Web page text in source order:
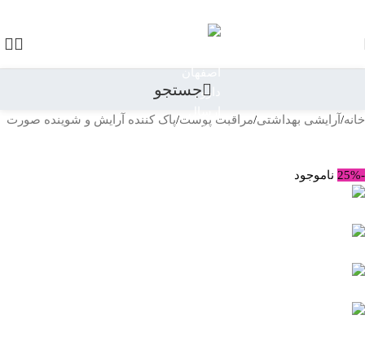
جستجو
خانه/ آرایشی بهداشتی/مراقبت پوست/پاک کننده آرایش و شوینده صورت
-25% ناموجود